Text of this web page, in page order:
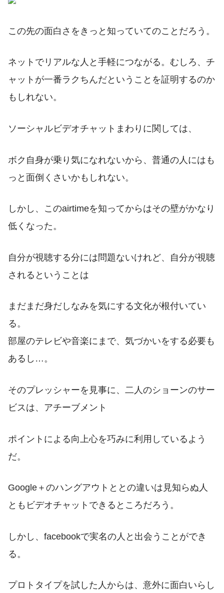
この先の面白さをきっと知っていてのことだろう。
ネットでリアルな人と手軽につながる。むしろ、チ
ャットが一番ラクちんだということを証明するのか
もしれない。
ソーシャルビデオチャットまわりに関しては、
ボク自身が乗り気になれないから、普通の人にはも
っと面倒くさいかもしれない。
しかし、このairtimeを知ってからはその壁がかなり
低くなった。
自分が視聴する分には問題ないけれど、自分が視聴
されるということは
まだまだ身だしなみを気にする文化が根付いてい
る。
部屋のテレビや音楽にまで、気づかいをする必要も
あるし…。
そのプレッシャーを見事に、二人のショーンのサー
ビスは、アチーブメント
ポイントによる向上心を巧みに利用しているよう
だ。
Google＋のハングアウトととの違いは見知らぬ人
ともビデオチャットできるところだろう。
しかし、facebookで実名の人と出会うことができ
る。
プロトタイプを試した人からは、意外に面白いらし